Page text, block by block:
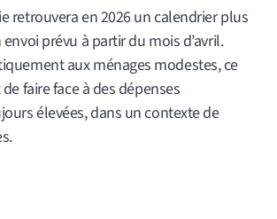
retrouvera en 2026 un calendrier plus
prévu à partir du mois d’avril.
aux ménages modestes, ce
faire face à des dépenses
élevées, dans un contexte de